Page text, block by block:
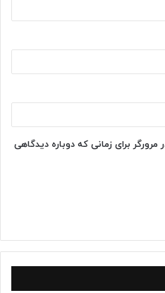
برای زمانی که دوباره دیدگاهی